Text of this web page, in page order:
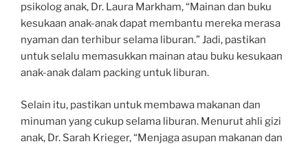
psikolog anak, Dr. Laura Markham, “Mainan dan buku
kesukaan anak-anak dapat membantu mereka merasa
nyaman dan terhibur selama liburan.” Jadi, pastikan
untuk selalu memasukkan mainan atau buku kesukaan
anak-anak dalam packing untuk liburan.
Selain itu, pastikan untuk membawa makanan dan
minuman yang cukup selama liburan. Menurut ahli gizi
anak, Dr. Sarah Krieger, “Menjaga asupan makanan dan